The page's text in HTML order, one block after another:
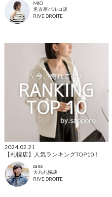
MIO
名古屋パルコ店
RIVE DROITE
2024.02.21
【札幌店】人気ランキングTOP10！
cana
大丸札幌店
RIVE DROITE